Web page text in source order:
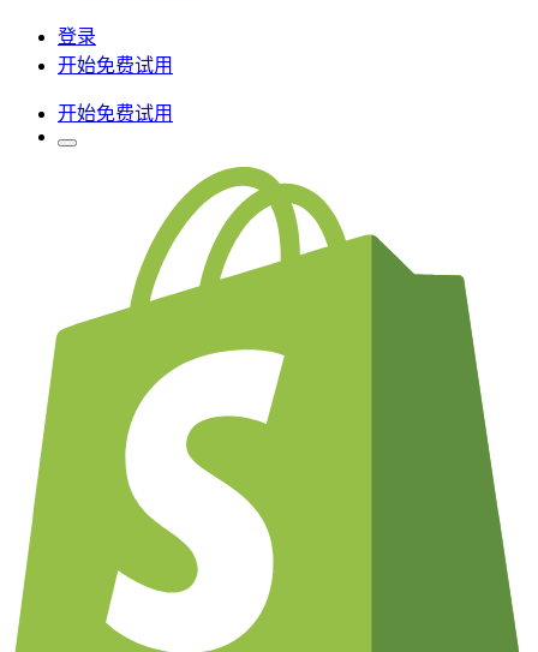
登录
开始免费试用
开始免费试用